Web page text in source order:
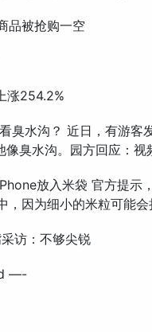
品被抢购一空
涨254.2%
臭水沟？ 近日，有游客
臭水沟。园方回应：视
放入米袋 官方提示
，因为细小的米粒可能会
访：不够尖锐
—-